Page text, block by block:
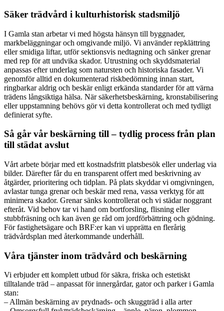
Säker trädvård i kulturhistorisk stadsmiljö
I Gamla stan arbetar vi med högsta hänsyn till byggnader,
markbeläggningar och omgivande miljö. Vi använder repklättring
eller smidiga liftar, utför sektionsvis nedtagning och sänker grenar
med rep för att undvika skador. Utrustning och skyddsmaterial
anpassas efter underlag som natursten och historiska fasader. Vi
genomför alltid en dokumenterad riskbedömning innan start,
ringbarkar aldrig och beskär enligt erkända standarder för att värna
trädens långsiktiga hälsa. När säkerhetsbeskärning, kronstabilisering
eller uppstamning behövs gör vi detta kontrollerat och med tydligt
definierat syfte.
Så går vår beskärning till – tydlig process från plan
till städat avslut
Vårt arbete börjar med ett kostnadsfritt platsbesök eller underlag via
bilder. Därefter får du en transparent offert med beskrivning av
åtgärder, prioritering och tidplan. På plats skyddar vi omgivningen,
avlastar tunga grenar och beskär med rena, vassa verktyg för att
minimera skador. Grenar sänks kontrollerat och vi städar noggrant
efteråt. Vid behov tar vi hand om bortforsling, flisning eller
stubbfräsning och kan även ge råd om jordförbättring och gödning.
För fastighetsägare och BRF:er kan vi upprätta en flerårig
trädvårdsplan med återkommande underhåll.
Våra tjänster inom trädvård och beskärning
Vi erbjuder ett komplett utbud för säkra, friska och estetiskt
tilltalande träd – anpassat för innergårdar, gator och parker i Gamla
stan:
– Allmän beskärning av prydnads- och skuggträd i alla arter